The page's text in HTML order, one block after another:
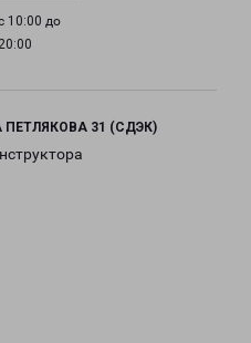
10:00 до
20:00
31 (СДЭК)